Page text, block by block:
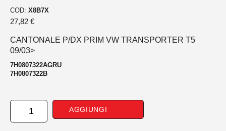
COD: X8B7X
27,82 €
CANTONALE P/DX PRIM VW TRANSPORTER T5
09/03>
7H0807322AGRU
7H0807322B
CANTONALE
POSTERIORE
AGGIUNGI